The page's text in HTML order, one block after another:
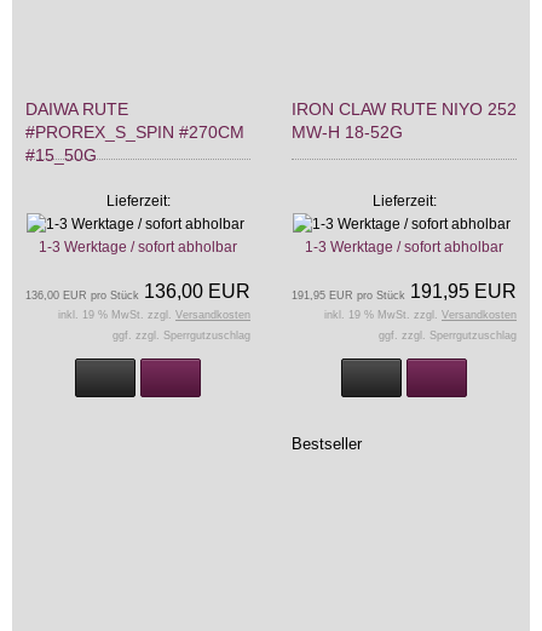
DAIWA RUTE
#PROREX_S_SPIN #270CM
#15_50G
Lieferzeit:
1-3 Werktage / sofort abholbar
136,00 EUR
136,00 EUR pro Stück
inkl. 19 % MwSt. zzgl. Versandkosten
ggf. zzgl. Sperrgutzuschlag
IRON CLAW RUTE NIYO 252
MW-H 18-52G
Lieferzeit:
1-3 Werktage / sofort abholbar
191,95 EUR
191,95 EUR pro Stück
inkl. 19 % MwSt. zzgl. Versandkosten
ggf. zzgl. Sperrgutzuschlag
Bestseller